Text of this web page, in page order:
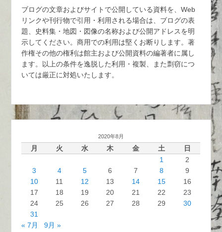
ブログの文章およびサイトで公開している資料を、Web
リンクや刊行物で引用・利用される場合は、ブログの表
題、史料集・地図・図像の名称および公開アドレスを明
示してください。商用での利用は堅くお断りします。著
作権その他の権利は館主および公開資料の編著者に属し
ます。以上の条件を逸脱した利用・複製、また剽窃につ
いては厳正に対処いたします。
2020年8月
月 火 水 木 金 土
日
1
2
3
4 5 6 7 8
9
10
11 12 13 14 15
16
17
18 19 20 21 22
23
24
25 26 27 28 29
30
31
« 7月
9月 »